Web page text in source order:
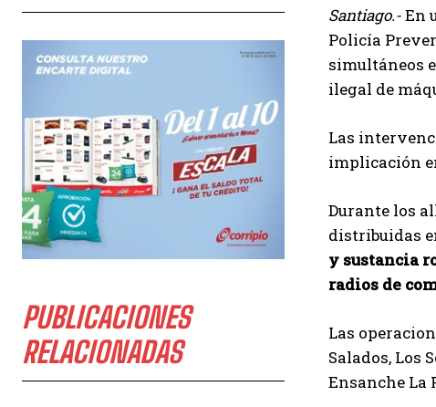
PUBLICACIONES
RELACIONADAS
Santiago.-En
Policía
simultáneos
ilegal de
Las
implicación
Durante los
distribuidas
y sustancia
radios de
Las
Salados, Los
Ensanche La